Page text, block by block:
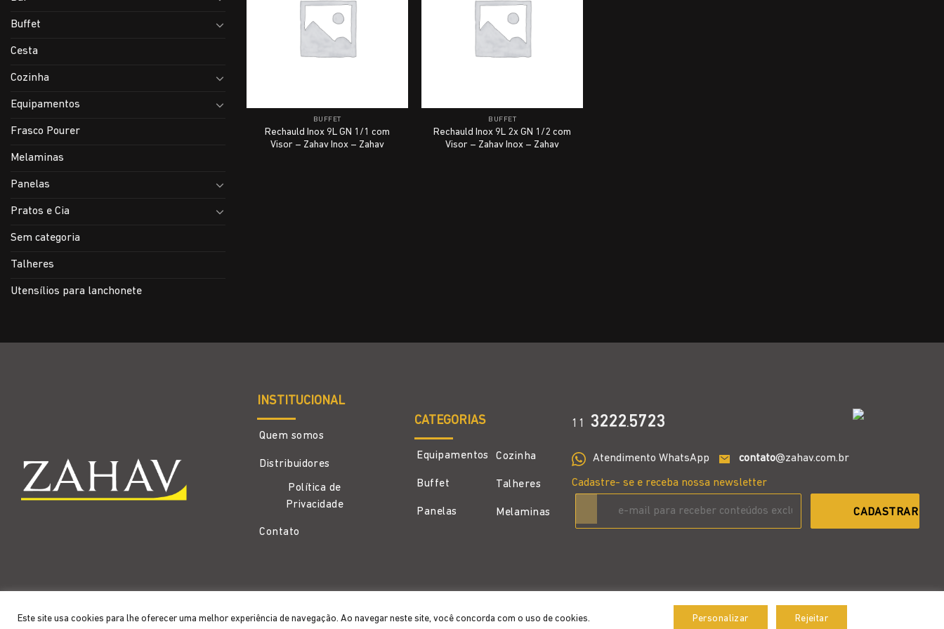
Este site usa cookies para lhe oferecer uma melhor experiência de navegação. Ao navegar neste site, você concorda com o uso de cookies. Personalizar Rejeitar
Buffet
Cesta
Cozinha
Equipamentos
Frasco Pourer
Melaminas
Panelas
Pratos e Cia
Sem categoria
Talheres
Utensílios para lanchonete
BUFFET
Rechauld Inox 9L GN 1/1 com
Visor – Zahav Inox – Zahav
BUFFET
Rechauld Inox 9L 2x GN 1/2 com
Visor – Zahav Inox – Zahav
INSTITUCIONAL
Quem somos
Distribuidores
Política de
Privacidade
Contato
CATEGORIAS
Equipamentos
Buffet
Panelas
Cozinha
Talheres
Melaminas
11 3222.5723
Atendimento WhatsApp contato@zahav.com.br
Cadastre- se e receba nossa newsletter
Desenvolvido por
Copyright 2026 ©Zahav- Todos os direitos reservados